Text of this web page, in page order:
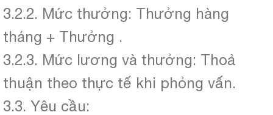
3.2.2. Mức thưởng: Thưởng hàng
tháng + Thưởng .
3.2.3. Mức lương và thưởng: Thoả
thuận theo thực tế khi phỏng vấn.
3.3. Yêu cầu: